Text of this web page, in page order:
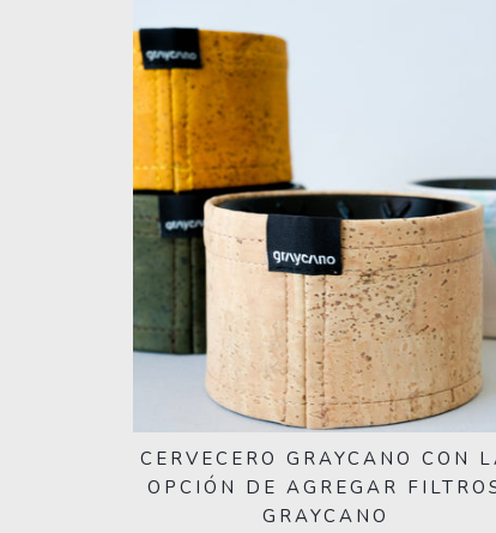
CERVECERO GRAYCANO CON
OPCIÓN DE AGREGAR
GRAYCANO